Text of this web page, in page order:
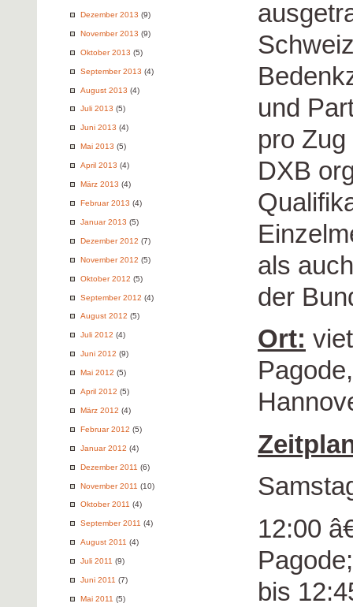
Dezember 2013 (9)
November 2013 (9)
Oktober 2013 (5)
September 2013 (4)
August 2013 (4)
Juli 2013 (5)
Juni 2013 (4)
Mai 2013 (5)
April 2013 (4)
März 2013 (4)
Februar 2013 (4)
Januar 2013 (5)
Dezember 2012 (7)
November 2012 (5)
Oktober 2012 (5)
September 2012 (4)
August 2012 (5)
Juli 2012 (4)
Juni 2012 (9)
Mai 2012 (5)
April 2012 (5)
März 2012 (4)
Februar 2012 (5)
Januar 2012 (4)
Dezember 2011 (6)
November 2011 (10)
Oktober 2011 (4)
September 2011 (4)
August 2011 (4)
Juli 2011 (9)
Juni 2011 (7)
Mai 2011 (5)
und
pro
DXB
als
der
Ort:
12:00
bis